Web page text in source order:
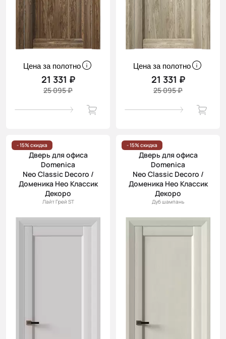
Цена за полотно
21 331 ₽
25 095 ₽
Цена за полотно
21 331 ₽
25 095 ₽
- 15% скидка
Дверь для офиса
Domenica
Neo Classic Decoro /
Доменика Нео Классик
Декоро
Лайт Грей ST
- 15% скидка
Дверь для офиса
Domenica
Neo Classic Decoro /
Доменика Нео Классик
Декоро
Дуб шампань